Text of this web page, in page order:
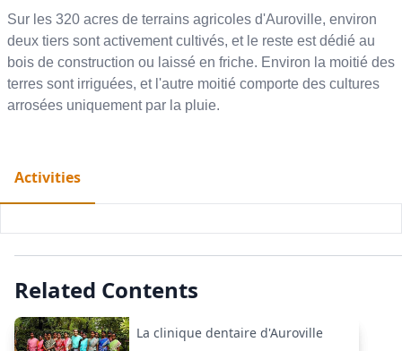
Sur les 320 acres de terrains agricoles d'Auroville, environ
deux tiers sont activement cultivés, et le reste est dédié au
bois de construction ou laissé en friche. Environ la moitié des
terres sont irriguées, et l'autre moitié comporte des cultures
arrosées uniquement par la pluie.
Activities
Related Contents
La clinique dentaire d'Auroville